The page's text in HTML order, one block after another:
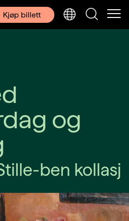
Kjøp billett
og
ben kollasj